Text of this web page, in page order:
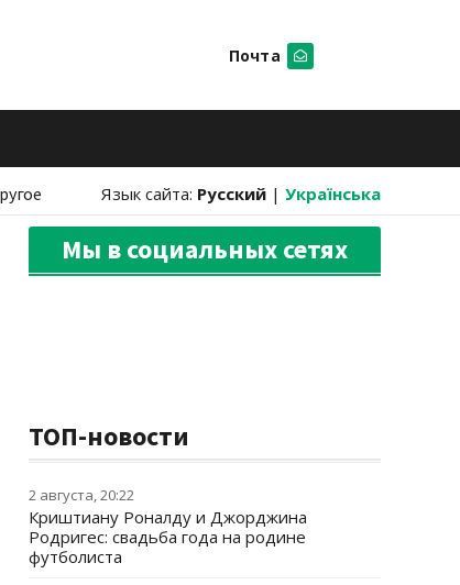
Почта
Язык сайта: Русский | Українська
Мы в социальных сетях
ТОП-новости
2 августа, 20:22
Криштиану Роналду и Джорджина
Родригес: свадьба года на родине
футболиста